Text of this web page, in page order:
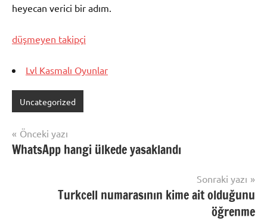
heyecan verici bir adım.
düşmeyen takipçi
Lvl Kasmalı Oyunlar
Uncategorized
Yazı
gezinmesi
Önceki yazı
WhatsApp hangi ülkede yasaklandı
Sonraki yazı
Turkcell numarasının kime ait olduğunu
öğrenme